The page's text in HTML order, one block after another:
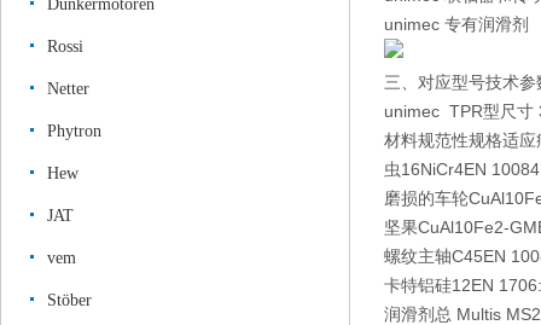
Dunkermotoren
Rossi
Netter
Phytron
Hew
JAT
vem
Stöber
unimec 专有润滑剂
三、对应型号技术参
unimec TPR型尺寸
材料规范性规格适应
虫16NiCr4EN
磨损的车轮
坚果CuAl10Fe2-GM
螺纹主轴C45EN
卡特铝硅12EN
润滑剂 总 Multis MS2